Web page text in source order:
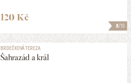
8/10
120 Kč
BRDEČKOVÁ TEREZA
Šahrazád a král